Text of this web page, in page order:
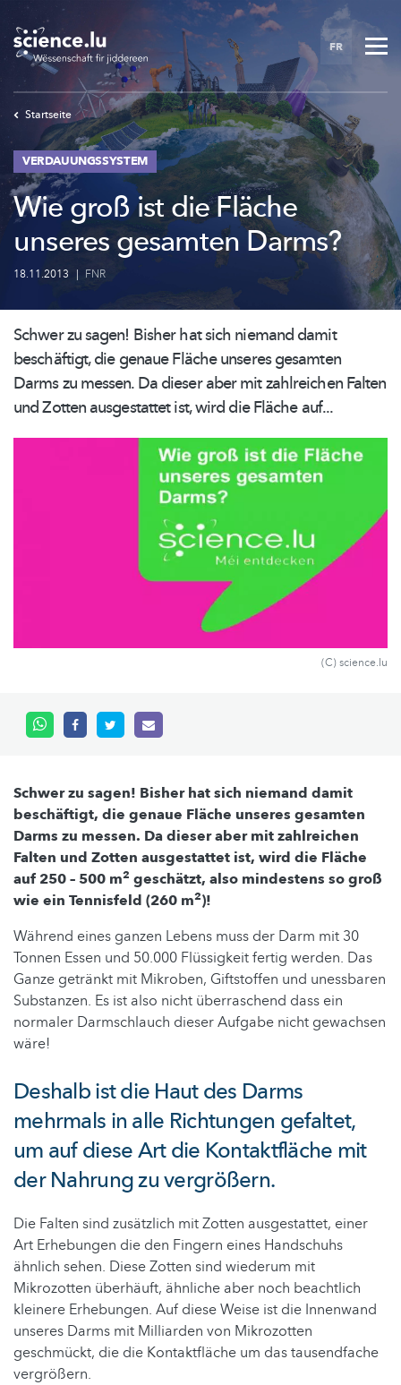
to
main
content
FR
Startseite
VERDAUUNGSSYSTEM
Wie groß ist die Fläche
unseres gesamten Darms?
18.11.2013 | FNR
Schwer zu sagen! Bisher hat sich niemand damit
beschäftigt, die genaue Fläche unseres gesamten
Darms zu messen. Da dieser aber mit zahlreichen Falten
und Zotten ausgestattet ist, wird die Fläche auf...
(C) science.lu
Schwer zu sagen! Bisher hat sich niemand damit
beschäftigt, die genaue Fläche unseres gesamten
Darms zu messen. Da dieser aber mit zahlreichen
Falten und Zotten ausgestattet ist, wird die Fläche
auf 250 – 500 m2 geschätzt, also mindestens so groß
wie ein Tennisfeld (260 m2)!
Während eines ganzen Lebens muss der Darm mit 30
Tonnen Essen und 50.000 Flüssigkeit fertig werden. Das
Ganze getränkt mit Mikroben, Giftstoffen und unessbaren
Substanzen. Es ist also nicht überraschend dass ein
normaler Darmschlauch dieser Aufgabe nicht gewachsen
wäre!
Deshalb ist die Haut des Darms
mehrmals in alle Richtungen gefaltet,
um auf diese Art die Kontaktfläche mit
der Nahrung zu vergrößern.
Die Falten sind zusätzlich mit Zotten ausgestattet, einer
Art Erhebungen die den Fingern eines Handschuhs
ähnlich sehen. Diese Zotten sind wiederum mit
Mikrozotten überhäuft, ähnliche aber noch beachtlich
kleinere Erhebungen. Auf diese Weise ist die Innenwand
unseres Darms mit Milliarden von Mikrozotten
geschmückt, die die Kontaktfläche um das tausendfache
vergrößern.